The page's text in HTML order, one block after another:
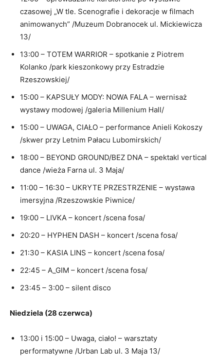
czasowej „W tle. Scenografie i dekoracje w filmach
animowanych” /Muzeum Dobranocek ul. Mickiewicza
13/
13:00 – TOTEM WARRIOR – spotkanie z Piotrem
Kolanko /park kieszonkowy przy Estradzie
Rzeszowskiej/
15:00 – KAPSUŁY MODY: NOWA FALA – wernisaż
wystawy modowej /galeria Millenium Hall/
15:00 – UWAGA, CIAŁO – performance Anieli Kokoszy
/skwer przy Letnim Pałacu Lubomirskich/
18:00 – BEYOND GROUND/BEZ DNA – spektakl vertical
dance /wieża Farna ul. 3 Maja/
11:00 – 16:30 – UKRYTE PRZESTRZENIE – wystawa
imersyjna /Rzeszowskie Piwnice/
19:00 – LIVKA – koncert /scena fosa/
20:20 – HYPHEN DASH – koncert /scena fosa/
21:30 – KASIA LINS – koncert /scena fosa/
22:45 – A_GIM – koncert /scena fosa/
23:45 – 3:00 – silent disco
Niedziela (28 czerwca)
13:00 i 15:00 – Uwaga, ciało! – warsztaty
performatywne /Urban Lab ul. 3 Maja 13/